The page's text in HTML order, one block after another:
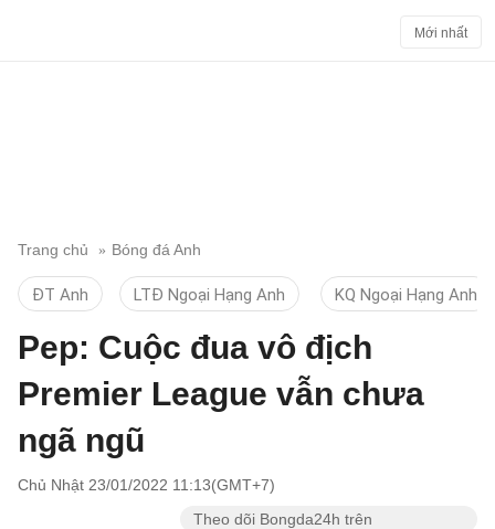
Mới nhất
Trang chủ Bóng đá Anh
ĐT Anh LTĐ Ngoại Hạng Anh KQ Ngoại Hạng Anh
Pep: Cuộc đua vô địch
Premier League vẫn chưa
ngã ngũ
Chủ Nhật 23/01/2022 11:13(GMT+7)
Theo dõi Bongda24h trên